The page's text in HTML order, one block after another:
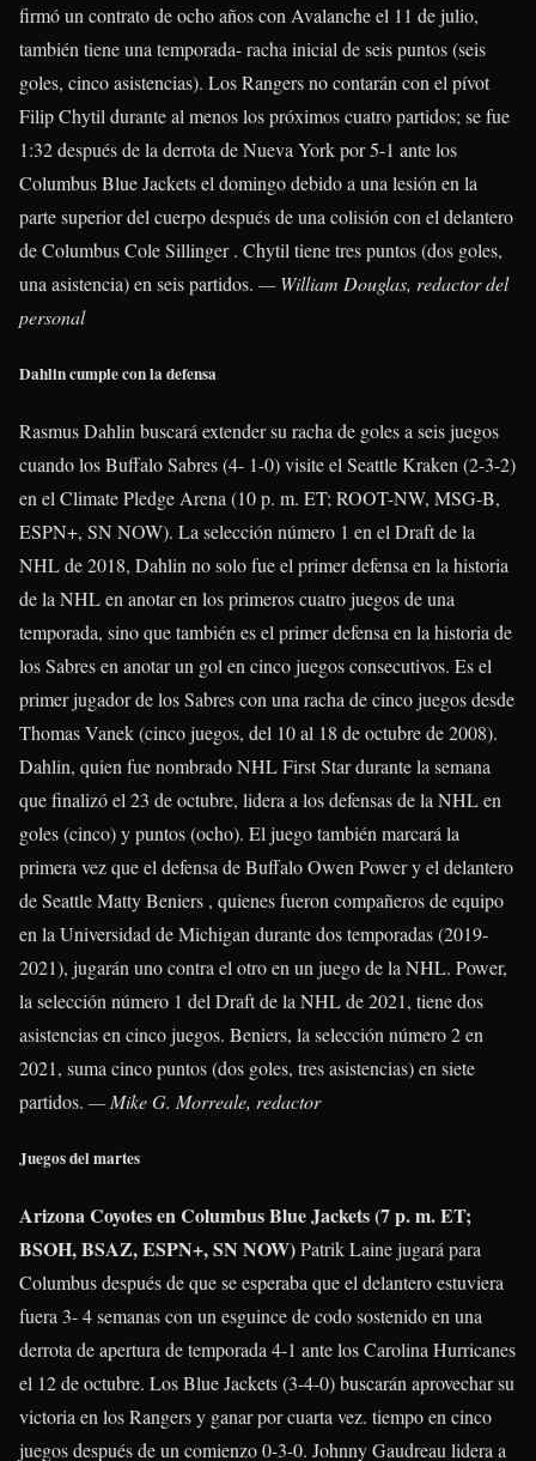
firmó un contrato de ocho años con Avalanche el 11 de julio,
también tiene una temporada- racha inicial de seis puntos (seis
goles, cinco asistencias). Los Rangers no contarán con el pívot
Filip Chytil durante al menos los próximos cuatro partidos; se fue
1:32 después de la derrota de Nueva York por 5-1 ante los
Columbus Blue Jackets el domingo debido a una lesión en la
parte superior del cuerpo después de una colisión con el delantero
de ColumbusCole Sillinger. Chytil tiene tres puntos (dos goles,
una asistencia) en seis partidos. — William Douglas, redactor del
personal
Dahlin cumple con la defensa
Rasmus Dahlin buscará extender su racha de goles a seis juegos
cuando los Buffalo Sabres (4- 1-0) visite el Seattle Kraken (2-3-2)
en el Climate Pledge Arena (10 p. m. ET; ROOT-NW, MSG-B,
ESPN+, SN NOW). La selección número 1 en el Draft de la
NHL de 2018, Dahlin no solo fue el primer defensa en la historia
de la NHL en anotar en los primeros cuatro juegos de una
temporada, sino que también es el primer defensa en la historia de
los Sabres en anotar un gol en cinco juegos consecutivos. Es el
primer jugador de los Sabres con una racha de cinco juegos desde
Thomas Vanek (cinco juegos, del 10 al 18 de octubre de 2008).
Dahlin, quien fue nombrado NHL First Star durante la semana
que finalizó el 23 de octubre, lidera a los defensas de la NHL en
goles (cinco) y puntos (ocho). El juego también marcará la
primera vez que el defensa de BuffaloOwen Powery el delantero
de SeattleMatty Beniers , quienes fueron compañeros de equipo
en la Universidad de Michigan durante dos temporadas (2019-
2021), jugarán uno contra el otro en un juego de la NHL. Power,
la selección número 1 del Draft de la NHL de 2021, tiene dos
asistencias en cinco juegos. Beniers, la selección número 2 en
2021, suma cinco puntos (dos goles, tres asistencias) en siete
partidos. — Mike G. Morreale, redactor
Juegos del martes
Arizona Coyotes en Columbus Blue Jackets (7 p. m. ET;
BSOH, BSAZ, ESPN+, SN NOW)Patrik Lainejugará para
Columbus después de que se esperaba que el delantero estuviera
fuera 3- 4 semanas con un esguince de codo sostenido en una
derrota de apertura de temporada 4-1 ante los Carolina Hurricanes
el 12 de octubre. Los Blue Jackets (3-4-0) buscarán aprovechar su
victoria en los Rangers y ganar por cuarta vez. tiempo en cinco
juegos después de un comienzo 0-3-0. Johnny Gaudreaulidera a